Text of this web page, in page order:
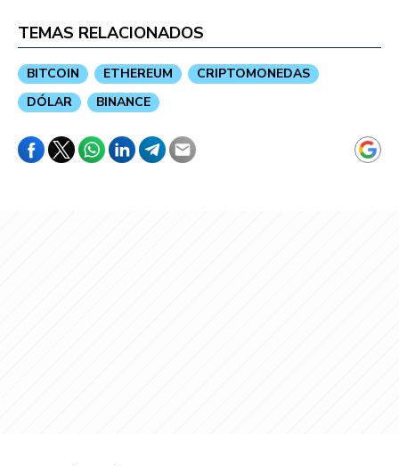
TEMAS RELACIONADOS
BITCOIN ETHEREUM
CRIPTOMONEDAS
DÓLAR
BINANCE